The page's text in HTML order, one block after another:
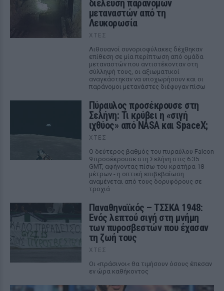
διέλευση παράνομων
μεταναστών από τη
Λευκορωσία
ΧΤΕΣ
Λιθουανοί συνοριοφύλακες δέχθηκαν
επίθεση σε μία περίπτωση από ομάδα
μεταναστών που αντιστέκονταν στη
σύλληψή τους, οι αξιωματικοί
αναγκάστηκαν να υποχωρήσουν και οι
παράνομοι μετανάστες διέφυγαν πίσω
Πύραυλος προσέκρουσε στη
Σελήνη: Τι κρύβει η «σιγή
ιχθύος» από NASA και SpaceX;
ΧΤΕΣ
Ο δεύτερος βαθμός του πυραύλου Falcon
9 προσέκρουσε στη Σελήνη στις 6:35
GMT, αφήνοντας πίσω του κρατήρα 18
μέτρων - η οπτική επιβεβαίωση
αναμένεται από τους δορυφόρους σε
τροχιά
Παναθηναϊκός – ΤΣΣΚΑ 1948:
Ενός λεπτού σιγή στη μνήμη
των πυροσβεστών που έχασαν
τη ζωή τους
ΧΤΕΣ
Οι «πράσινοι« θα τιμήσουν όσους έπεσαν
εν ώρα καθήκοντος